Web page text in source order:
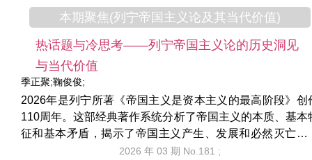
本期聚焦(列宁帝国主义论及其当代价值)
热话题与冷思考——列宁帝国主义论的历史洞见
与当代价值
季正聚;鞠俊俊;
2026年是列宁所著《帝国主义是资本主义的最高阶段》创
110周年。这部经典著作系统分析了帝国主义的本质、基本
征和基本矛盾，揭示了帝国主义产生、发展和必然灭亡的
律，不仅为当时的无产阶级革命与反殖民斗争提供了锐利
2026 年 03 期 No.181 ;